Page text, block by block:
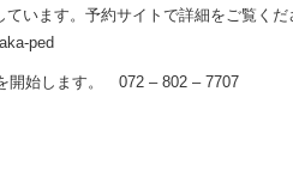
ています。予約サイトで詳細をご覧く
ped
開始します。 072 – 802 – 7707